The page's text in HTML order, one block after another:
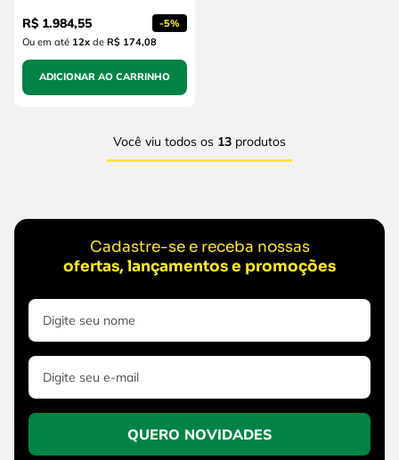
R$ 1.984,55 -5%
Ou em até 12xde R$ 174,08
ADICIONAR AO CARRINHO
Você viu todos os 13 produtos
Cadastre-se e receba nossas
ofertas, lançamentos e promoções
QUERO NOVIDADES